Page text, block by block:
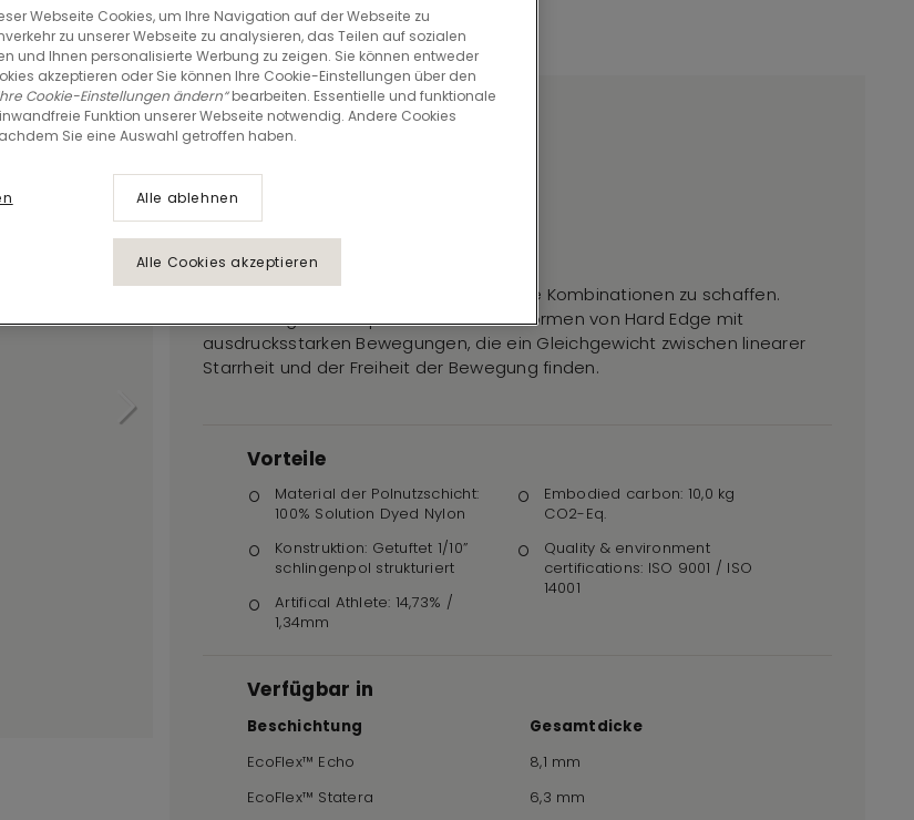
362
Blurred
Edge 362
ART INTERVENTION
Wir experimentieren, um überraschende Kombinationen zu schaffen.
Blurred Edge durchquert die scharfen Formen von Hard Edge mit
ausdrucksstarken Bewegungen, die ein Gleichgewicht zwischen linearer
Starrheit und der Freiheit der Bewegung finden.
Vorteile
Material der Polnutzschicht:
100% Solution Dyed Nylon
Konstruktion: Getuftet 1/10”
schlingenpol strukturiert
Artifical Athlete: 14,73% /
1,34mm
Embodied carbon: 10,0 kg
CO2-Eq.
Quality & environment
certifications: ISO 9001 / ISO
14001
Verfügbar in
Beschichtung
Gesamtdicke
EcoFlex™ Echo
8,1 mm
EcoFlex™ Statera
6,3 mm
Webseite Cookies, um Ihre Navigation auf der Webseite zu
zu unserer Webseite zu analysieren, das Teilen auf sozialen
und Ihnen personalisierte Werbung zu zeigen. Sie können entweder
akzeptieren oder Sie können Ihre Cookie-Einstellungen über den
Cookie-Einstellungen ändern“bearbeiten. Essentielle und funktionale
Funktion unserer Webseite notwendig. Andere Cookies
Sie eine Auswahl getroffen haben.
Alle ablehnen
Alle Cookies akzeptieren